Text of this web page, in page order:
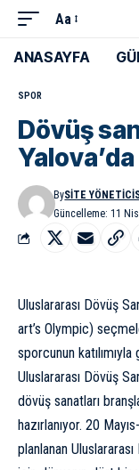
Aa
ANASAYFA
SPOR
Dövüş
Güncelleme: 11
BySITE
Uluslararası Dövüş
art’s Olympic)
sporcunun
Uluslararası Dövüş
dövüş sanatları
hazırlanıyor. 20
planlanan